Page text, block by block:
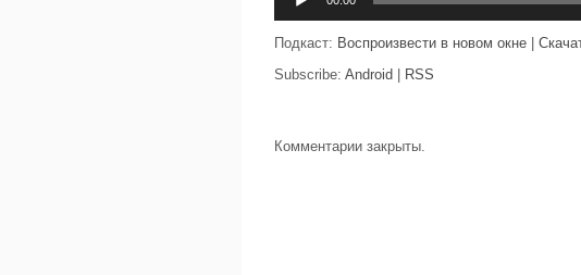
Подкаст: Воспроизвести в новом окне
Subscribe: Android RSS
Комментарии закрыты.